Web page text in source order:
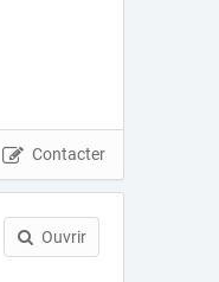
Contacter
Ouvrir